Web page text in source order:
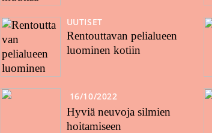
UUTISET
Rentouttavan pelialueen
luominen kotiin
16/10/2022
Hyviä neuvoja silmien
hoitamiseen